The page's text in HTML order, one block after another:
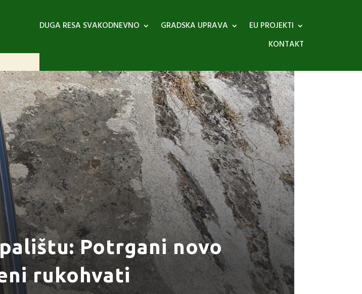
DUGA RESA SVAKODNEVNO GRADSKA UPRAVA
EU PROJEKTI
KONTAKT
Potrgani novo
rukohvati